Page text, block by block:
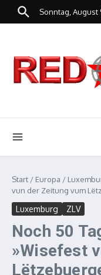
Zum Inhalt springen
Sonntag, August
Start / Europa /
vun der Zeitung vum
Luxemburg ZLV
Noch 50
»Wisefest